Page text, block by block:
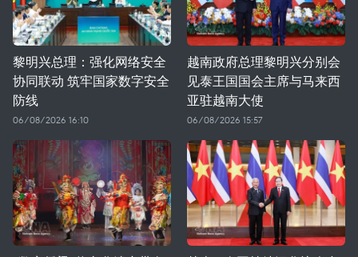
黎明兴总理：强化网络安全
协同联动 筑牢国家数字安全
防线
06/08/2026 16:10
越南政府总理黎明兴分别会
见泰王国国会主席与马来西
亚驻越南大使
06/08/2026 15:57